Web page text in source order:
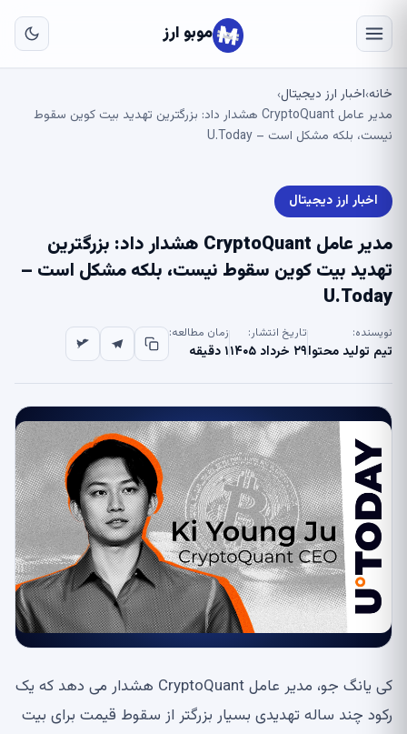
موبو ارز
خانه›اخبار ارز دیجیتال›
مدیر عامل CryptoQuant هشدار داد: بزرگترین تهدید بیت کوین سقوط
نیست، بلکه مشکل است – U.Today
اخبار ارز دیجیتال
مدیر عامل CryptoQuant هشدار داد: بزرگترین
تهدید بیت کوین سقوط نیست، بلکه مشکل است –
U.Today
نویسنده:
تیم تولید محتوا
تاریخ انتشار:
۲۹ خرداد ۱۴۰۵
زمان مطالعه:
۱ دقیقه
کی یانگ جو، مدیر عامل CryptoQuant هشدار می دهد که یک
رکود چند ساله تهدیدی بسیار بزرگتر از سقوط قیمت برای بیت